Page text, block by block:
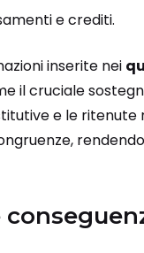
e crediti.
inserite nei
il cruciale
e le ritenute